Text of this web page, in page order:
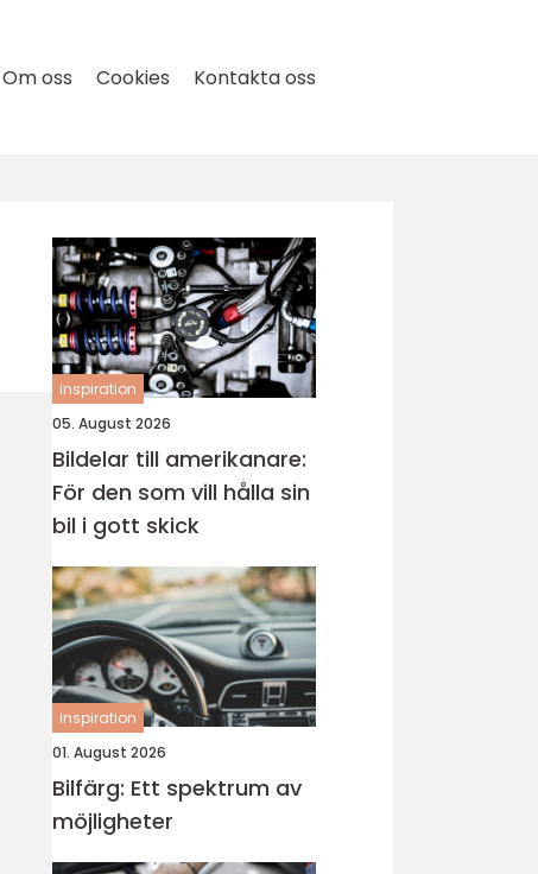
Om oss Cookies Kontakta oss
inspiration
05. August 2026
Bildelar till amerikanare:
För den som vill hålla sin
bil i gott skick
inspiration
01. August 2026
Bilfärg: Ett spektrum av
möjligheter